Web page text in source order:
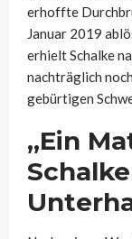
erhoffte
Januar 2019
erhielt Schalke
nachträglich
gebürtigen
„Ein